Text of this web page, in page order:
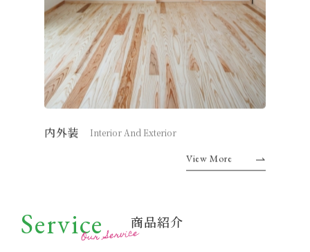
内外装 Interior And Exterior
View More
ServiceOur Service
商品紹介